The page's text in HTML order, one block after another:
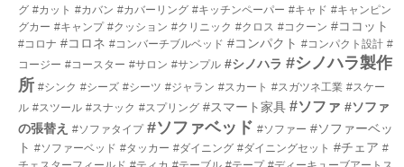
グ #カット #カバン #カバーリング #キッチンペーパー #キャド #キャンピン
グカー #キャンプ #クッション #クリニック #クロス #コクーン #ココット
#コロナ #コロネ #コンバーチブルベッド #コンパクト #コンパクト設計 #
コージー #コースター #サロン #サンプル #シノハラ #シノハラ製作
所 #シンク #シーズ #シーツ #ジャラン #スカート #スガツネ工業 #スケー
ル #スツール #スナック #スプリング #スマート家具 #ソファ #ソファ
の張替え #ソファタイプ #ソファベッド #ソファー #ソファーベッ
ト #ソファーベッド #タッカー #ダイニング #ダイニングセット #チェア #